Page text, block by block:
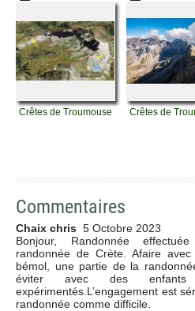
Crêtes de Troumouse Crêtes de
Commentaires
Chaix chris 5 Octobre 2023
Bonjour, Randonnée
randonnée de Crète. Afaire
bémol, une partie de la
éviter avec des
expérimentés.L’engagement est
randonnée comme difficile.